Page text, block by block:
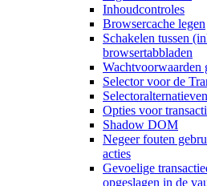
Inhoudcontroles
Browsercache legen
Schakelen tussen
browsertabbladen
Wachtvoorwaarden
Selector voor de
Selectoralternatieven
Opties voor
Shadow DOM
Negeer fouten
acties
Gevoelige
opgeslagen in de